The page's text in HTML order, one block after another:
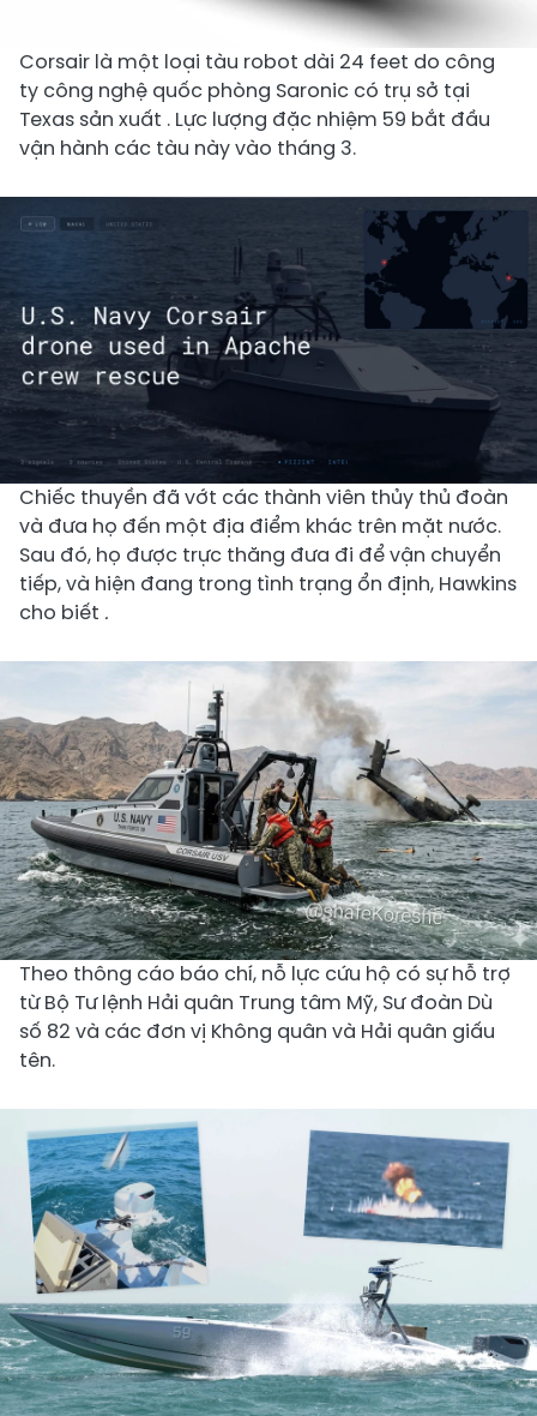
Corsair là một loại tàu robot dài 24 feet do công
ty công nghệ quốc phòng Saronic có trụ sở tại
Texas sản xuất . Lực lượng đặc nhiệm 59 bắt đầu
vận hành các tàu này vào tháng 3.
Chiếc thuyền đã vớt các thành viên thủy thủ đoàn
và đưa họ đến một địa điểm khác trên mặt nước.
Sau đó, họ được trực thăng đưa đi để vận chuyển
tiếp, và hiện đang trong tình trạng ổn định, Hawkins
cho biết .
Theo thông cáo báo chí, nỗ lực cứu hộ có sự hỗ trợ
từ Bộ Tư lệnh Hải quân Trung tâm Mỹ, Sư đoàn Dù
số 82 và các đơn vị Không quân và Hải quân giấu
tên.